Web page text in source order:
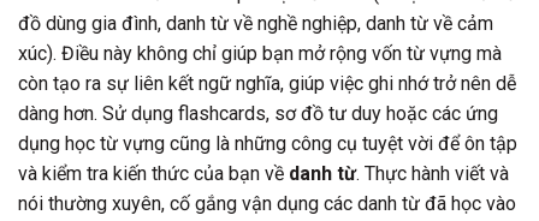
đồ dùng gia đình, danh từ về nghề nghiệp, danh từ về cảm
xúc). Điều này không chỉ giúp bạn mở rộng vốn từ vựng mà
còn tạo ra sự liên kết ngữ nghĩa, giúp việc ghi nhớ trở nên dễ
dàng hơn. Sử dụng flashcards, sơ đồ tư duy hoặc các ứng
dụng học từ vựng cũng là những công cụ tuyệt vời để ôn tập
và kiểm tra kiến thức của bạn về danh từ. Thực hành viết và
nói thường xuyên, cố gắng vận dụng các danh từ đã học vào